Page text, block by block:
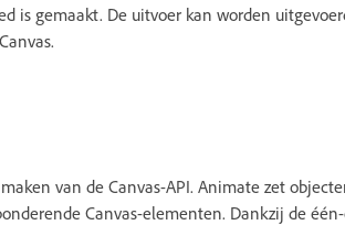
is gemaakt. De uitvoer kan worden
van de Canvas-API. Animate zet
Canvas-elementen. Dankzij de